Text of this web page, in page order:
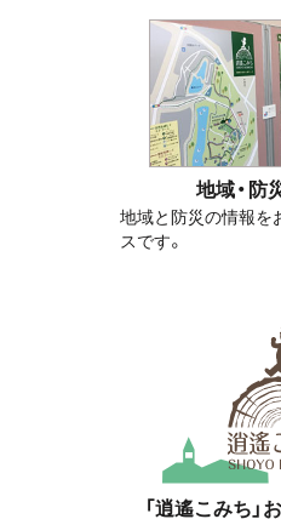
地域・防
地域と防災の情報を
スです。
「逍遙こみち」